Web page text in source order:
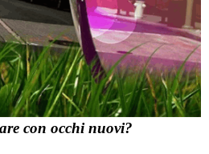
con occhi nuovi?